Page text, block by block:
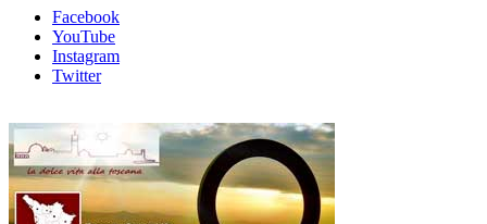
Facebook
YouTube
Instagram
Twitter